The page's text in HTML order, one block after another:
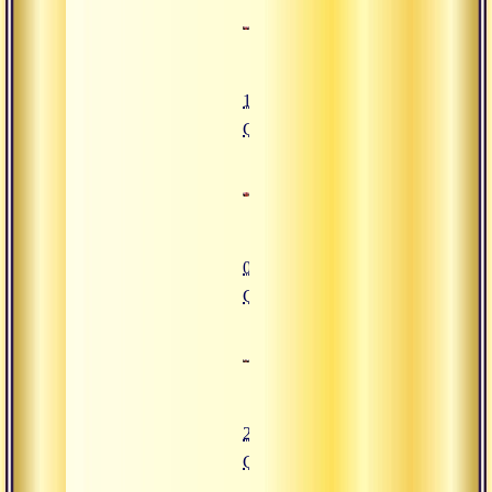
15.04.2016
Сатсанг
01.04.2016
Сатсанг
25.03.2016
Сатсанг